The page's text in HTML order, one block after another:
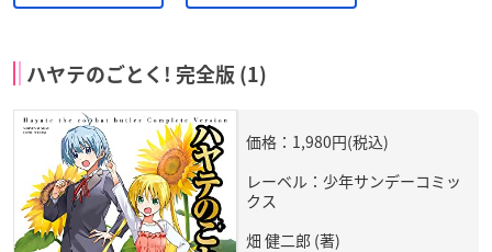
ハヤテのごとく! 完全版 (1)
価格：1,980円(税込)
レーベル：少年サンデーコミッ
クス
畑 健二郎 (著)